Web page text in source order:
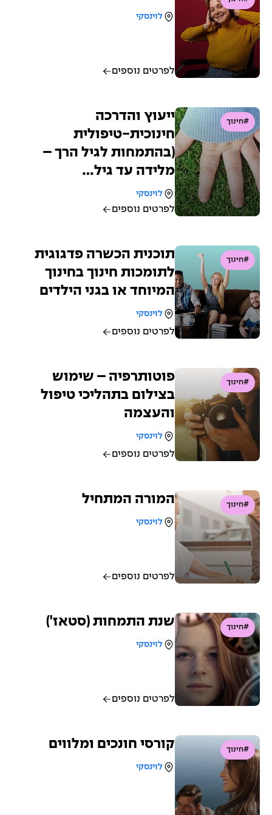
לוינסקי
לפרטים נוספים
#חינוך
ייעוץ והדרכה
חינוכית-טיפולית
(בהתמחות לגיל הרך –
מלידה עד גיל…
לוינסקי
לפרטים נוספים
#חינוך
תוכנית הכשרה פדגוגית
לתומכות חינוך בחינוך
המיוחד או בגני הילדים
לוינסקי
לפרטים נוספים
#חינוך
פוטותרפיה – שימוש
בצילום בתהליכי טיפול
והעצמה
לוינסקי
לפרטים נוספים
#חינוך המורה המתחיל
לוינסקי
לפרטים נוספים
#חינוך שנת התמחות (סטאז')
לוינסקי
לפרטים נוספים
#חינוך קורסי חונכים ומלווים
לוינסקי